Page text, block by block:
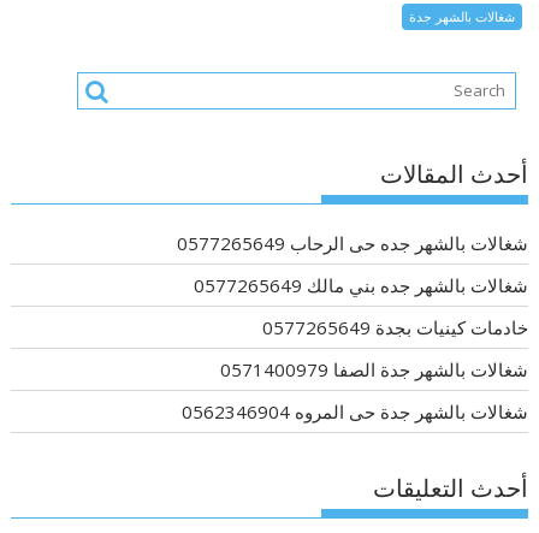
شغالات بالشهر جدة
أحدث المقالات
شغالات بالشهر جده حى الرحاب 0577265649
شغالات بالشهر جده بني مالك 0577265649
خادمات كينيات بجدة 0577265649
شغالات بالشهر جدة الصفا 0571400979
شغالات بالشهر جدة حى المروه 0562346904
أحدث التعليقات